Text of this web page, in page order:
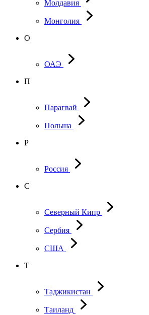
Молдавия
Монголия
О
ОАЭ
П
Парагвай
Польша
Р
Россия
С
Северный Кипр
Сербия
США
Т
Таджикистан
Таиланд